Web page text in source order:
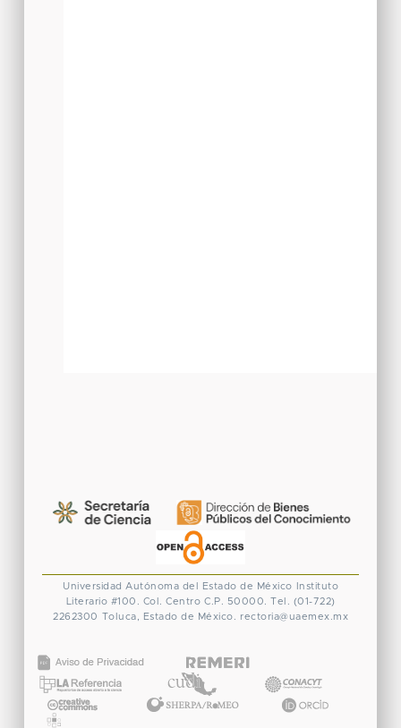
Universidad Autónoma del Estado de México
Instituto
Literario #100. Col. Centro C.P. 50000. Tel. (01-722)
2262300 Toluca, Estado de México. rectoria@uaemex.mx